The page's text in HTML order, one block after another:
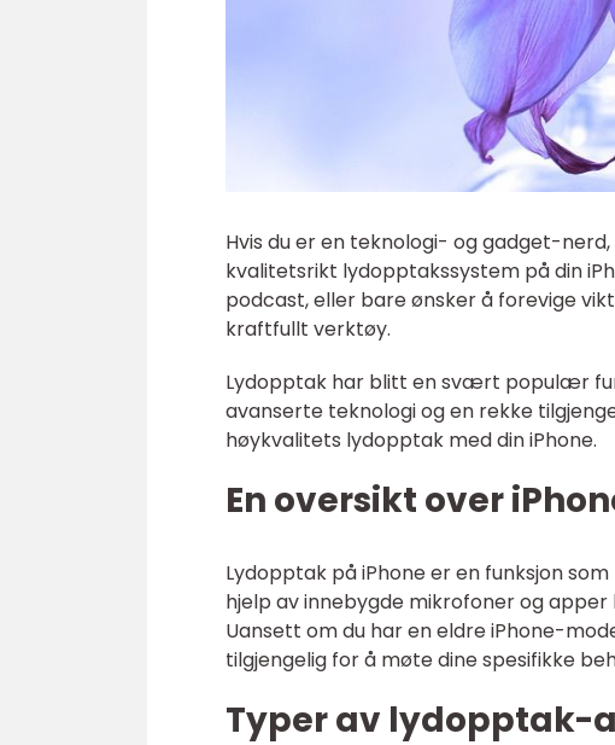
Hvis du er en teknologi- og gadget-
kvalitetsrikt lydopptakssystem på din
podcast, eller bare ønsker å forevige
kraftfullt verktøy.
Lydopptak har blitt en svært populær
avanserte teknologi og en rekke
høykvalitets lydopptak med din iPhone.
En oversikt over
Lydopptak på iPhone er en funksjon
hjelp av innebygde mikrofoner og
Uansett om du har en eldre iPhone-
tilgjengelig for å møte dine spesifikke
Typer av lydopptak-